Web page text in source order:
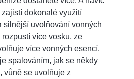
dokonalé využití
silnější uvolňování vonných
více vosku, ze
více vonných esencí.
spalováním, jak se někdy
vůně se uvolňuje z